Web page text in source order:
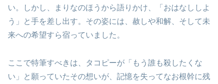
い。しかし、まりなのほうから語りかけ、「おはなししよ
う」と手を差し出す。その姿には、赦しや和解、そして未
来への希望すら宿っていました。
ここで特筆すべきは、タコピーが「もう誰も殺したくな
い」と願っていたその想いが、記憶を失ってなお根幹に残